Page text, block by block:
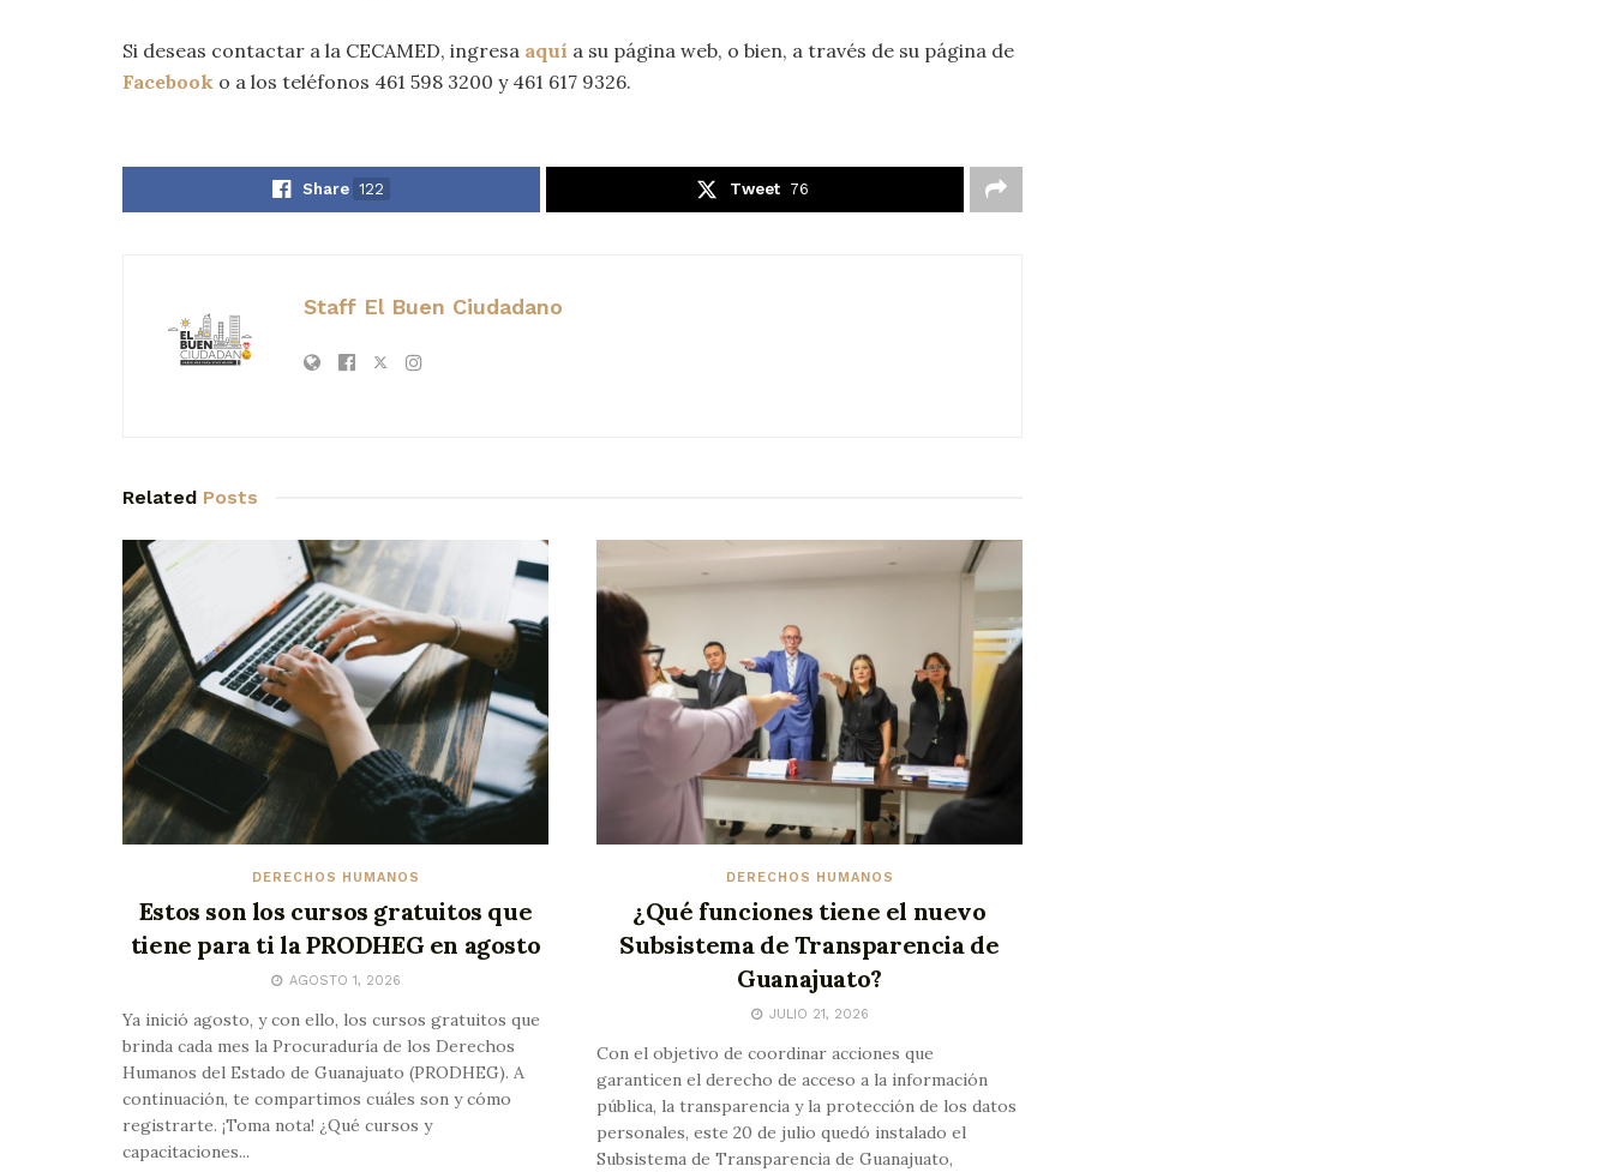
Si deseas contactar a la CECAMED, ingresa aquí a su página web, o bien, a través de su página de
Facebook o a los teléfonos 461 598 3200 y 461 617 9326.
Share 122 Tweet 76
Staff El Buen Ciudadano
Related Posts
DERECHOS HUMANOS
Estos son los cursos gratuitos que
tiene para ti la PRODHEG en agosto
AGOSTO 1, 2026
Ya inició agosto, y con ello, los cursos gratuitos que
brinda cada mes la Procuraduría de los Derechos
Humanos del Estado de Guanajuato (PRODHEG). A
continuación, te compartimos cuáles son y cómo
registrarte. ¡Toma nota! ¿Qué cursos y
capacitaciones...
DERECHOS HUMANOS
¿Qué funciones tiene el nuevo
Subsistema de Transparencia de
Guanajuato?
JULIO 21, 2026
Con el objetivo de coordinar acciones que
garanticen el derecho de acceso a la información
pública, la transparencia y la protección de los datos
personales, este 20 de julio quedó instalado el
Subsistema de Transparencia de Guanajuato,